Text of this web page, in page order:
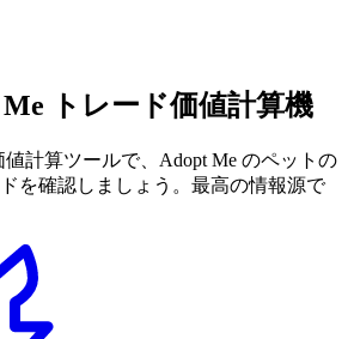
トレード価値計算機
値計算ツールで、Adopt Me のペットの
を確認しましょう。最高の情報源で